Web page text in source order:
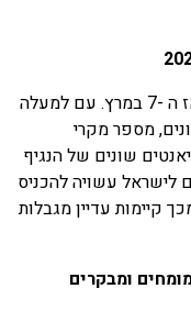
נמל התעופה הבינלאומי בן גוריון פתוח מאז ה -7 במרץ. עם למעלה
מספר מקרי
על רקע ווריאנטים שונים של הנגיף
לישראל עשויה להכניס
קיימות עדיין מגבלות
ומבקרים